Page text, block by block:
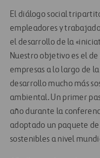
El diálogo social
empleadores y
el desarrollo de la
Nuestro objetivo es el
empresas a lo largo de
desarrollo mucho más
ambiental. Un primer
año durante la
adoptado un paquete
sostenibles a nivel